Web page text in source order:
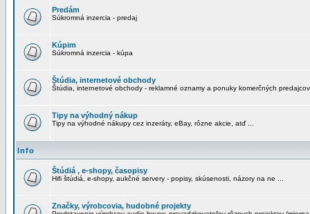
Predám
Súkromná inzercia - predaj
Kúpim
Súkromná inzercia - kúpa
Štúdia, internetové obchody
Štúdia, internetové obchody - reklamné oznamy a ponuky komerčných predajcov
Tipy na výhodný nákup
Tipy na výhodné nákupy cez inzeráty, eBay, rôzne akcie, atď ...
Info
Štúdiá , e-shopy, časopisy
Hifi štúdiá, e-shopy, aukčné servery - popisy, skúsenosti, názory na ne ...
Značky, výrobcovia, hudobné projekty